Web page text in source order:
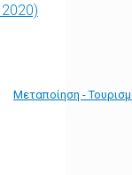
Μεταποίηση -